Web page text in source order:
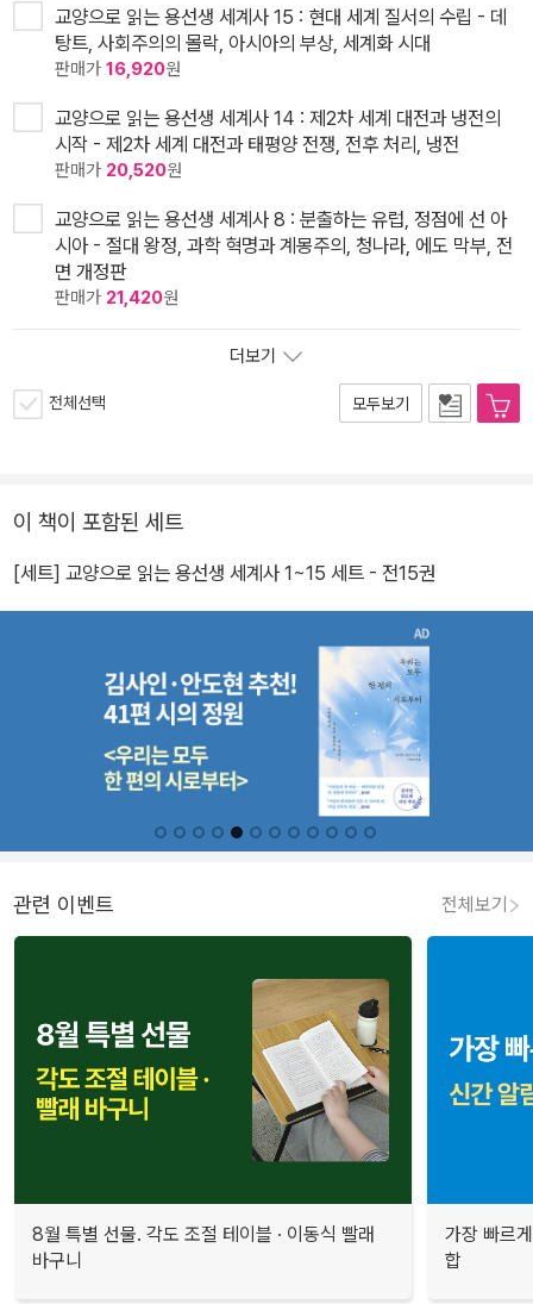
교양으로 읽는 용선생 세계사 15 : 현대 세계 질서의 수립 - 데
탕트, 사회주의의 몰락, 아시아의 부상, 세계화 시대
판매가 16,920원
교양으로 읽는 용선생 세계사 14 : 제2차 세계 대전과 냉전의
시작 - 제2차 세계 대전과 태평양 전쟁, 전후 처리, 냉전
판매가 20,520원
교양으로 읽는 용선생 세계사 8 : 분출하는 유럽, 정점에 선 아
시아 - 절대 왕정, 과학 혁명과 계몽주의, 청나라, 에도 막부, 전
면 개정판
판매가 21,420원
더보기
전체선택 모두보기
이 책이 포함된 세트
[세트] 교양으로 읽는 용선생 세계사 1~15 세트 - 전15권
관련 이벤트 전체보기
8월 특별 선물. 각도 조절 테이블 · 이동식 빨래
바구니
가장 빠르
합